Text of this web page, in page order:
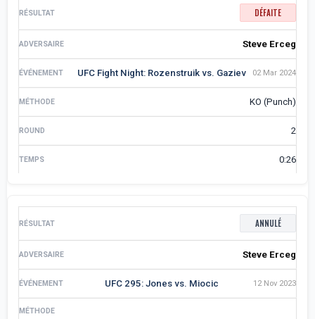
DÉFAITE
Steve Erceg
UFC Fight Night: Rozenstruik vs. Gaziev 02 Mar 2024
KO (Punch)
2
0:26
ANNULÉ
Steve Erceg
UFC 295: Jones vs. Miocic 12 Nov 2023